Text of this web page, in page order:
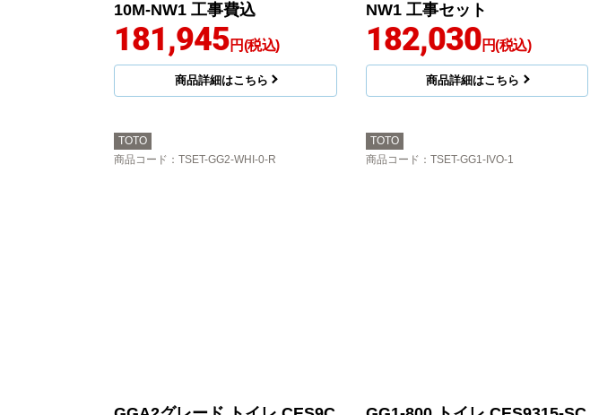
10M-NW1 工事費込
181,945円(税込)
商品詳細はこちら
NW1 工事セット
182,030円(税込)
商品詳細はこちら
TOTO
商品コード ：TSET-GG2-WHI-0-R
TOTO
商品コード ：TSET-GG1-IVO-1